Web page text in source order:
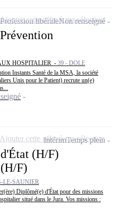
HOSPITALIER - 39 - DOLE
Instants Santé de la MSA, la société
Unis pour le Patient) recrute un(e)
Profession libéraleNon renseigné
Ajouter cette offre à ma sélection
(H/F)
F)
LE-SAUNIER
Diplômé(e) d'État pour des missions
situé dans le Jura. Vos missions :
IntérimTemps plein
Ajouter cette offre à ma sélection